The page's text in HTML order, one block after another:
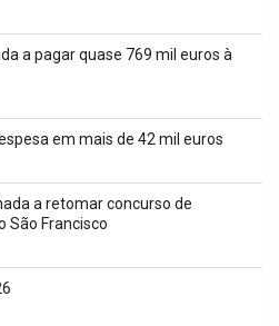
a pagar quase 769 mil euros à
em mais de 42 mil euros
a retomar concurso de
São Francisco